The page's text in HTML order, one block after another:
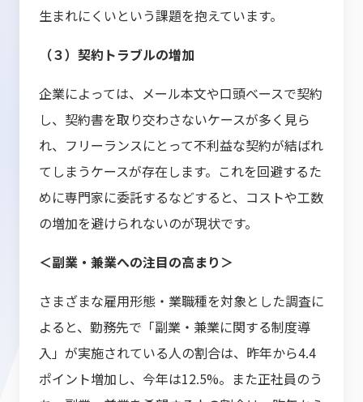
生まれにくいという課題を抱えています。
（３）契約トラブルの増加
企業によっては、メール本文や口頭ベースで契約
し、契約書を取り交わさないケースが多く見ら
れ、フリーランスにとって不利益な契約が結ばれ
てしまうケースが存在します。これを回避するた
めに専門家に委託するなどすると、コストや工数
の増加を避けられないのが現状です。
＜副業・兼業への注目の高まり＞
さまざまな雇用形態・業職種を対象とした調査に
よると、勤務先で「副業・兼業に関する制度導
入」が実施されている人の割合は、昨年から4.4
ポイント増加し、今年は12.5%。また正社員のう